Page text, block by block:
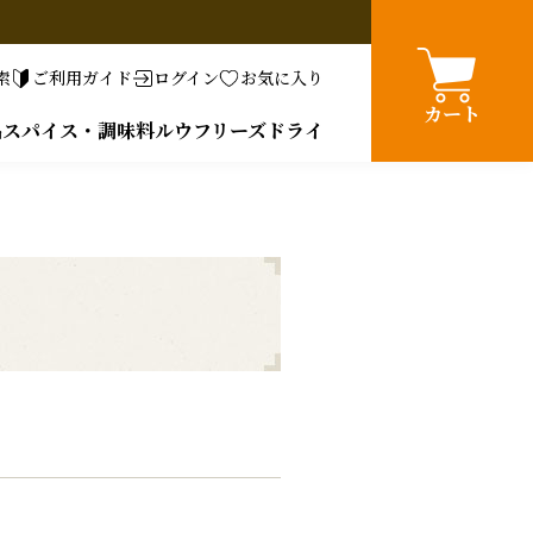
ご利用ガイド ログイン お気に入り
スパイス・調味料ルウフリーズドライ
カート